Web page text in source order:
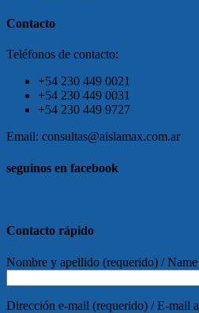
Contacto
Teléfonos de contacto:
+54 230 449 0021
+54 230 449 0031
+54 230 449 9727
Email: consultas@aislamax.com.ar
seguinos en facebook
Contacto rápido
Nombre y apellido (requerido) / Name
Dirección e-mail (requerido) / E-mail